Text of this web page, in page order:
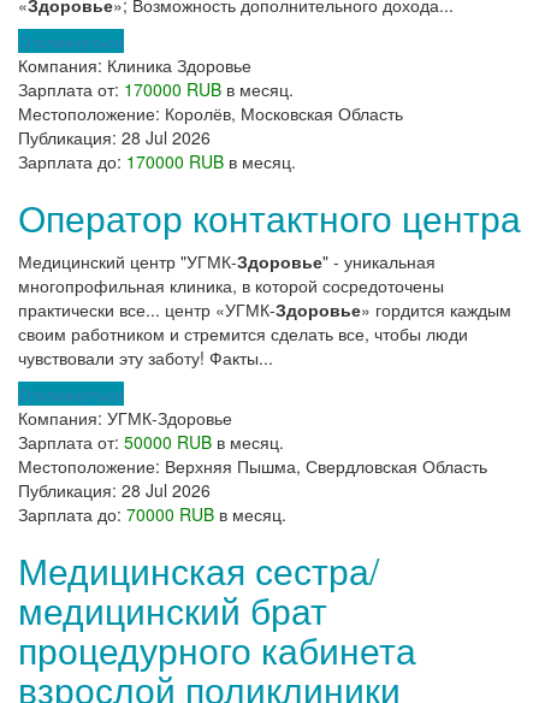
«Здоровье»; Возможность дополнительного дохода...
Откликнуться
Компания: Клиника Здоровье
Зарплата от: 170000 RUB в месяц.
Местоположение: Королёв, Московская Область
Публикация: 28 Jul 2026
Зарплата до: 170000 RUB в месяц.
Оператор контактного центра
Медицинский центр "УГМК-Здоровье" - уникальная
многопрофильная клиника, в которой сосредоточены
практически все... центр «УГМК-Здоровье» гордится каждым
своим работником и стремится сделать все, чтобы люди
чувствовали эту заботу! Факты...
Откликнуться
Компания: УГМК-Здоровье
Зарплата от: 50000 RUB в месяц.
Местоположение: Верхняя Пышма, Свердловская Область
Публикация: 28 Jul 2026
Зарплата до: 70000 RUB в месяц.
Медицинская сестра/
медицинский брат
процедурного кабинета
взрослой поликлиники